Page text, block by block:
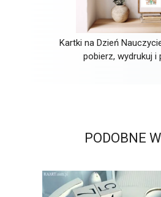
Kartki na Dzień
pobierz, wydrukuj i
PODOBNE